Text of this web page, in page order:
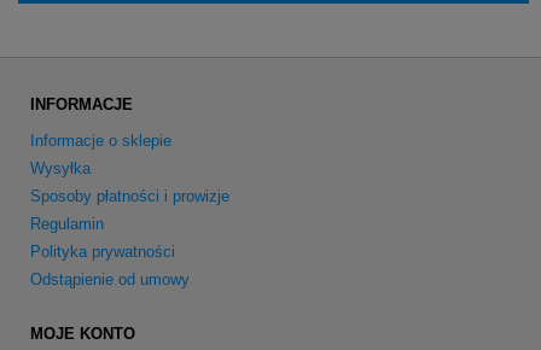
INFORMACJE
Informacje o sklepie
Wysyłka
Sposoby płatności i prowizje
Regulamin
Polityka prywatności
Odstąpienie od umowy
MOJE KONTO